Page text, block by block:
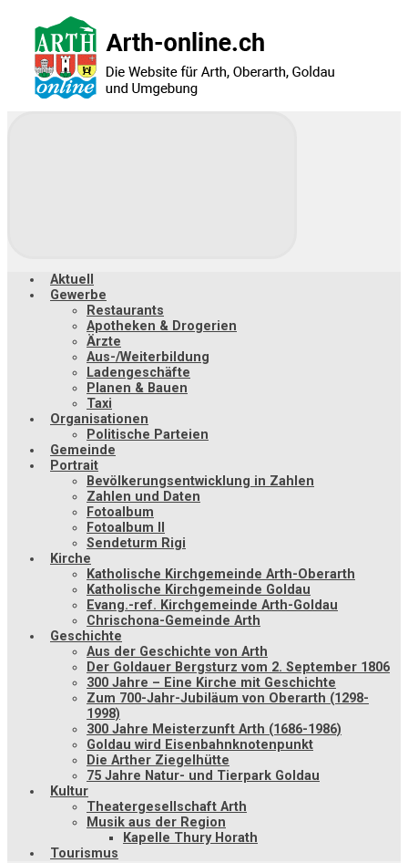
Hauptinhalt
springen
Aktuell
Gewerbe
Restaurants
Apotheken & Drogerien
Ärzte
Aus-/Weiterbildung
Ladengeschäfte
Planen & Bauen
Taxi
Organisationen
Politische Parteien
Gemeinde
Portrait
Bevölkerungsentwicklung in Zahlen
Zahlen und Daten
Fotoalbum
Fotoalbum II
Sendeturm Rigi
Kirche
Katholische Kirchgemeinde Arth-Oberarth
Katholische Kirchgemeinde Goldau
Evang.-ref. Kirchgemeinde Arth-Goldau
Chrischona-Gemeinde Arth
Geschichte
Aus der Geschichte von Arth
Der Goldauer Bergsturz vom 2. September 1806
300 Jahre – Eine Kirche mit Geschichte
Zum 700-Jahr-Jubiläum von Oberarth (1298-
1998)
300 Jahre Meisterzunft Arth (1686-1986)
Goldau wird Eisenbahnknotenpunkt
Die Arther Ziegelhütte
75 Jahre Natur- und Tierpark Goldau
Kultur
Theatergesellschaft Arth
Musik aus der Region
Kapelle Thury Horath
Tourismus